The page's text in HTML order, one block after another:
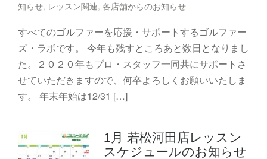
知らせ, レッスン関連, 各店舗からのお知らせ
すべてのゴルファーを応援・サポートするゴルファー
ズ・ラボです。 今年も残すところあと数日となりまし
た。２０２０年もプロ・スタッフ一同共にサポートさ
せていただきますので、何卒よろしくお願いいたしま
す。 年末年始は12/31 […]
1月 若松河田店レッスン
スケジュールのお知らせ